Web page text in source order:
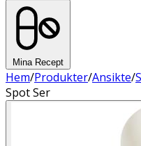
Mina Recept
Hem/Produkter/Ansikte/
Spot Ser